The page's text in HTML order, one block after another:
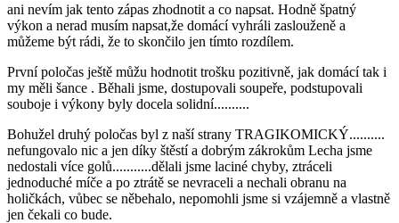
ani nevím jak tento zápas zhodnotit a co napsat. Hodně špatný
výkon a nerad musím napsat,že domácí vyhráli zaslouženě a
můžeme být rádi, že to skončilo jen tímto rozdílem.
První poločas ještě můžu hodnotit trošku pozitivně, jak domácí tak i
my měli šance . Běhali jsme, dostupovali soupeře, podstupovali
souboje i výkony byly docela solidní..........
Bohužel druhý poločas byl z naší strany TRAGIKOMICKÝ..........
nefungovalo nic a jen díky štěstí a dobrým zákrokům Lecha jsme
nedostali více golů...........dělali jsme laciné chyby, ztráceli
jednoduché míče a po ztrátě se nevraceli a nechali obranu na
holičkách, vůbec se něbehalo, nepomohli jsme si vzájemně a vlastně
jen čekali co bude.